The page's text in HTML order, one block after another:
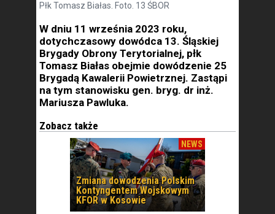
Płk Tomasz Białas. Foto. 13 ŚBOR
W dniu 11 września 2023 roku,
dotychczasowy dowódca 13. Śląskiej
Brygady Obrony Terytorialnej, płk
Tomasz Białas obejmie dowódzenie 25
Brygadą Kawalerii Powietrznej. Zastąpi
na tym stanowisku gen. bryg. dr inż.
Mariusza Pawluka.
Zobacz także
NEWS
Zmiana dowodzenia Polskim
Kontyngentem Wojskowym
KFOR w Kosowie